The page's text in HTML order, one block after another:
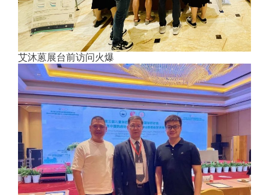
艾沐蒽展台前访问火爆